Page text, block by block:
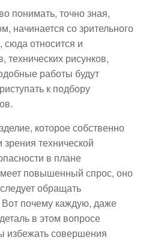
понимать, точно зная,
начинается со зрительного
сюда относится и
технических рисунков,
работы будут
к подбору
которое собственно
зрения технической
в плане
повышенный спрос, оно
обращать
почему каждую, даже
в этом вопросе
избежать совершения